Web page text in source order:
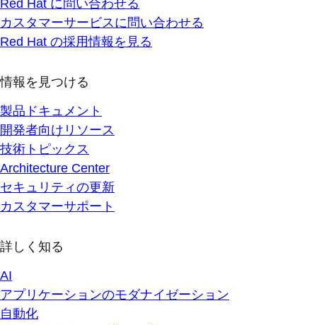
Red Hat に問い合わせる
カスタマーサービスに問い合わせる
Red Hat の採用情報を見る
情報を見つける
製品ドキュメント
開発者向けリソース
技術トピックス
Architecture Center
セキュリティの更新
カスタマーサポート
詳しく知る
AI
アプリケーションのモダナイゼーション
自動化